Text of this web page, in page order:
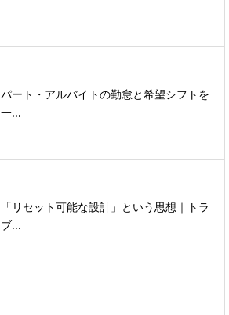
パート・アルバイトの勤怠と希望シフトを
一...
「リセット可能な設計」という思想｜トラ
ブ...